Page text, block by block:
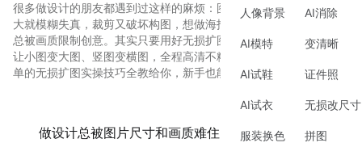
人像背景
AI模特
AI试鞋
AI试衣
服装换色
AI消除
变清晰
证件照
无损改尺寸
拼图
很多做设计的朋友都遇到过这样的麻烦：图片尺寸不够用，强行放
大就模糊失真，裁剪又破坏构图，想做海报、Banner、电商主图时
总被画质限制创意。其实只要用好无损扩图，不用复杂操作，也能
让小图变大图、竖图变横图，全程高清不糊边，今天就把高效又简
单的无损扩图实操技巧全教给你，新手也能轻松上手！
做设计总被图片尺寸和画质难住？放大就糊、裁剪毁构